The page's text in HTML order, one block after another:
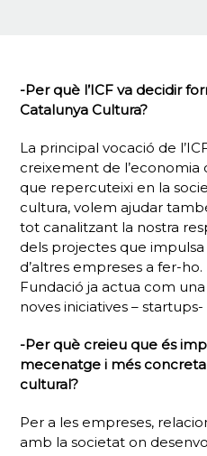
-Per què l’ICF va decidir
Catalunya Cultura?
La principal vocació de
creixement de l’economia
que repercuteixi en la
cultura, volem ajudar
tot canalitzant la nostra
dels projectes que
d’altres empreses a fer-
Fundació ja actua com
noves iniciatives –
-Per què creieu que és
mecenatge i més
cultural?
Per a les empreses,
amb la societat on